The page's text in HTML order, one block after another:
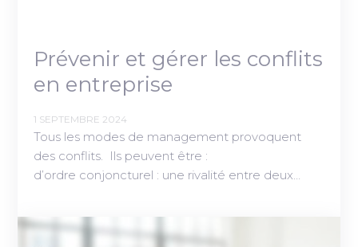
Prévenir et gérer les conflits
en entreprise
1 SEPTEMBRE 2024
Tous les modes de management provoquent
des conflits. Ils peuvent être :
d’ordre conjoncturel : une rivalité entre deux…